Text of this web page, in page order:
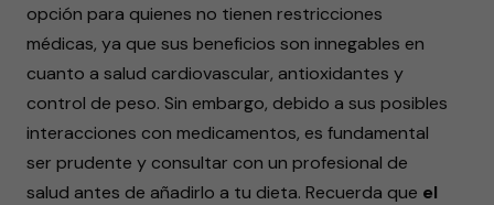
opción para quienes no tienen restricciones
médicas, ya que sus beneficios son innegables en
cuanto a salud cardiovascular, antioxidantes y
control de peso. Sin embargo, debido a sus posibles
interacciones con medicamentos, es fundamental
ser prudente y consultar con un profesional de
salud antes de añadirlo a tu dieta. Recuerda que el